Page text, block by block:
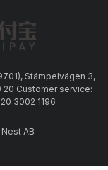
Stämpelvägen 3,
20 Customer service:
3002 1196
AB